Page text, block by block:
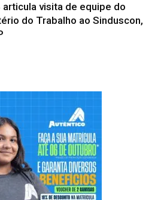
articula visita de equipe do
do Trabalho ao Sinduscon,